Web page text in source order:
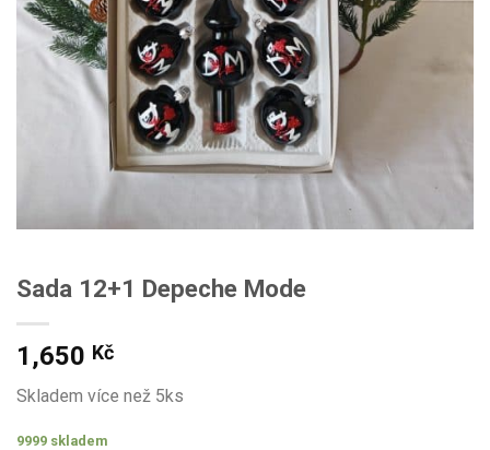
Sada 12+1 Depeche Mode
1,650 Kč
Skladem více než 5ks
9999 skladem